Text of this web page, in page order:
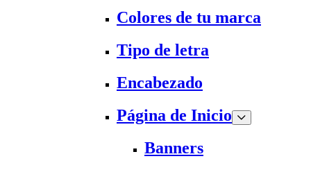
Colores de tu marca
Tipo de letra
Encabezado
Página de Inicio
Banners